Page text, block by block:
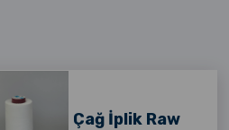
Çağ İplik Raw